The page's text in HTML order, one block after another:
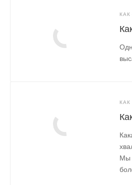
КАК
КАК
Мы